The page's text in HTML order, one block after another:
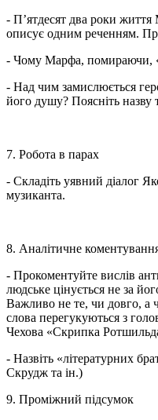
- П’ятдесят два роки життя
описує одним реченням.
- Чому Марфа, помираючи,
- Над чим замислюється
його душу? Поясніть назву
7. Робота в парах
- Складіть уявний діалог
музиканта.
8. Аналітичне
- Прокоментуйте вислів
людське цінується не за
Важливо не те, чи довго, а
слова перегукуються з
Чехова «Скрипка
- Назвіть «літературних
Скрудж та ін.)
9. Проміжний підсумок